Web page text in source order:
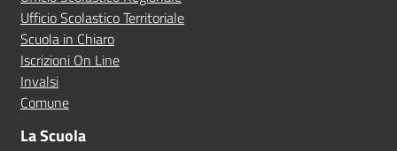
Ufficio Scolastico Territoriale
Scuola in Chiaro
Iscrizioni On Line
Invalsi
Comune
La Scuola